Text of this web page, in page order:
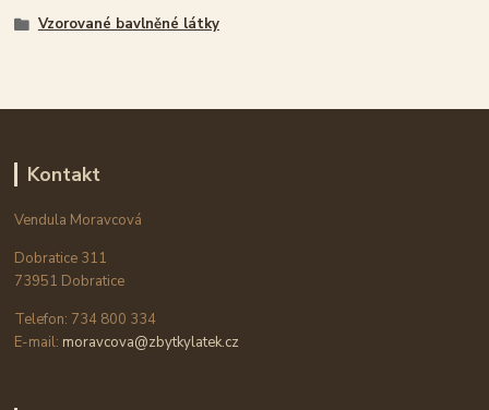
Vzorované bavlněné látky
Kontakt
Vendula Moravcová
Dobratice 311
73951 Dobratice
Telefon: 734 800 334
E-mail: moravcova@zbytkylatek.cz